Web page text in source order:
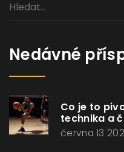
Nedávné
Co je to
technika a
června 13